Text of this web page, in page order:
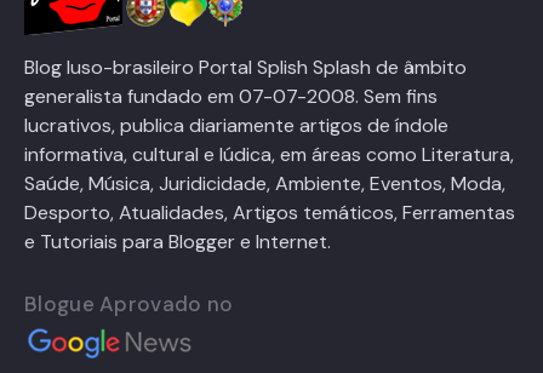
Blog luso-brasileiro Portal Splish Splash de âmbito
generalista fundado em 07-07-2008. Sem fins
lucrativos, publica diariamente artigos de índole
informativa, cultural e lúdica, em áreas como Literatura,
Saúde, Música, Juridicidade, Ambiente, Eventos, Moda,
Desporto, Atualidades, Artigos temáticos, Ferramentas
e Tutoriais para Blogger e Internet.
Blogue Aprovado no